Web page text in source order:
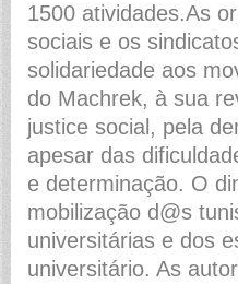
1500 atividades.As
sociais e os
solidariedade aos
do Machrek, à sua
justice social, pela
apesar das
e determinação. O
mobilização d@s
universitárias e dos
universitário. As